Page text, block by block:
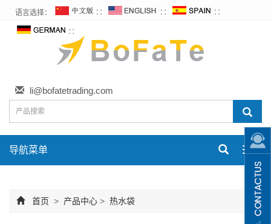
语言选择： ∷ ∷ ∷
∷
li@bofatetrading.com
导航菜单
首页 > 产品中心 > 热水袋